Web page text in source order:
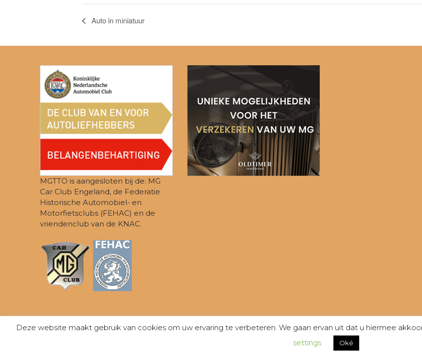
Auto in miniatuur
MGTTO is aangesloten bij de: MG
Car Club Engeland, de Federatie
Historische Automobiel- en
Motorfietsclubs (FEHAC) en de
vriendenclub van de KNAC.
Deze website maakt gebruik van cookies om uw ervaring te verbeteren. We gaan ervan uit dat u hiermee
settings
Oké